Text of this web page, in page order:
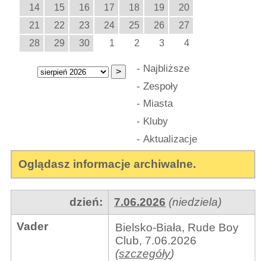
14
15 16 17 18 19
20
21
22 23 24 25 26
27
28
29 30 1 2 3 4
- Najbliższe
- Zespoły
- Miasta
- Kluby
- Aktualizacje
Oglądasz informacje archiwalne.
dzień: 7.06.2026 (niedziela)
Vader
Bielsko-Biała, Rude Boy
Club, 7.06.2026
(szczegóły)